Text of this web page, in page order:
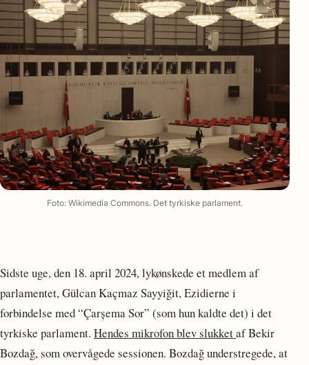
Foto: Wikimedia Commons. Det tyrkiske parlament.
Sidste uge, den 18. april 2024, lykønskede et medlem af
parlamentet, Gülcan Kaçmaz Sayyiğit, Ezidierne i
forbindelse med “Çarșema Sor” (som hun kaldte det) i det
tyrkiske parlament. Hendes mikrofon blev slukketaf Bekir
Bozdağ, som overvågede sessionen. Bozdağ understregede, at